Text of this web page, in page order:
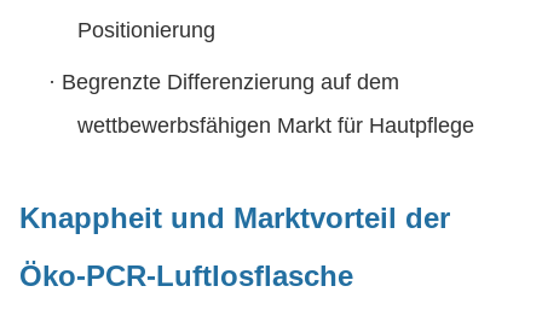
Positionierung
· Begrenzte Differenzierung auf dem
wettbewerbsfähigen Markt für Hautpflege
Knappheit und Marktvorteil der
Öko-PCR-Luftlosflasche